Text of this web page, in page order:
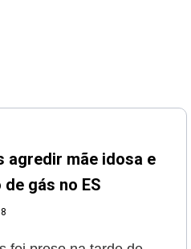
agredir mãe idosa e
gás no ES